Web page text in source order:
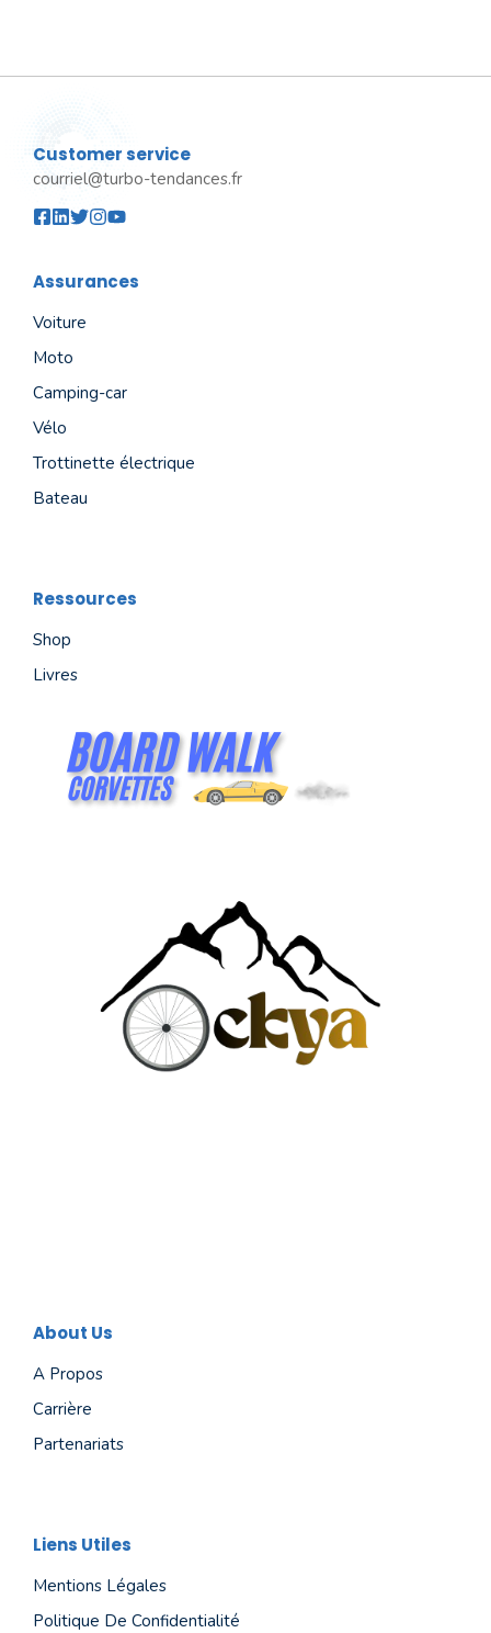
Customer service
courriel@turbo-tendances.fr
Assurances
Voiture
Moto
Camping-car
Vélo
Trottinette électrique
Bateau
Ressources
Shop
Livres
About Us
A Propos
Carrière
Partenariats
Liens Utiles
Mentions Légales
Politique De Confidentialité